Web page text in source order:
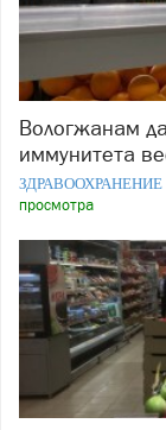
Вологжанам дали рекомендации по поддержанию
иммунитета
ЗДРАВООХРАНЕНИЕ
просмотра